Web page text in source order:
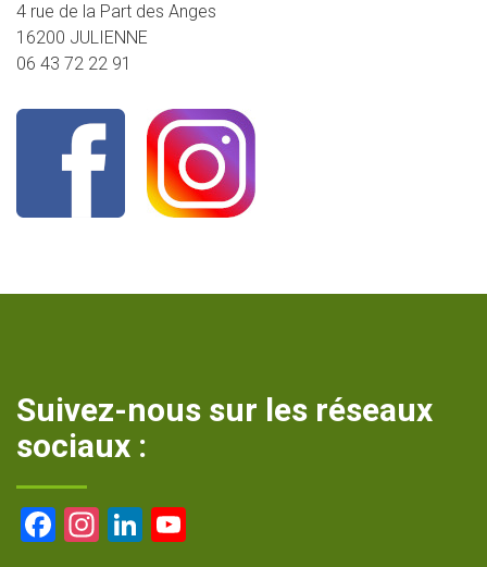
4 rue de la Part des Anges
16200 JULIENNE
06 43 72 22 91
Suivez-nous sur les réseaux
sociaux :
Facebook
Instagram
LinkedIn